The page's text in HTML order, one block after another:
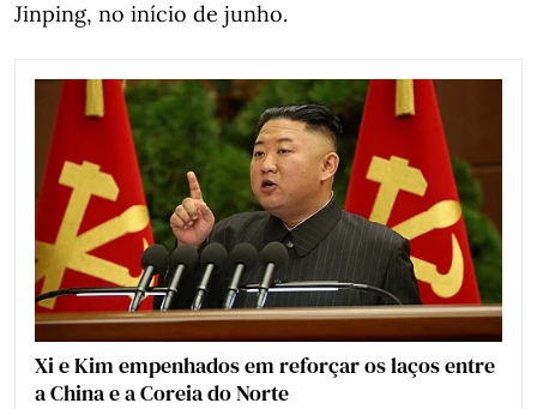
Jinping, no início de junho.
Xi e Kim empenhados em reforçar os laços entre
a China e a Coreia do Norte